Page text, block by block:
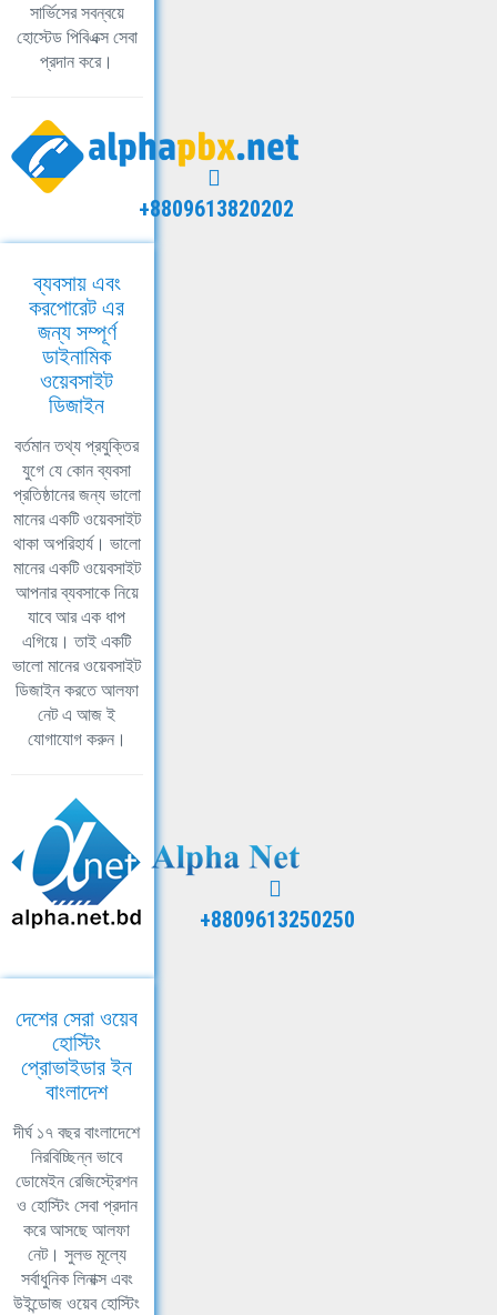
সার্ভিসের সবন্বয়ে
হোস্টেড পিবিএক্স সেবা
প্রদান করে।
+8809613820202
ব্যবসায় এবং
করপোরেট এর
জন্য সম্পূর্ণ
ডাইনামিক
ওয়েবসাইট
ডিজাইন
বর্তমান তথ্য প্রযুক্তির
যুগে যে কোন ব্যবসা
প্রতিষ্ঠানের জন্য ভালো
মানের একটি ওয়েবসাইট
থাকা অপরিহার্য। ভালো
মানের একটি ওয়েবসাইট
আপনার ব্যবসাকে নিয়ে
যাবে আর এক ধাপ
এগিয়ে। তাই একটি
ভালো মানের ওয়েবসাইট
ডিজাইন করতে আলফা
নেট এ আজ ই
যোগাযোগ করুন।
+8809613250250
দেশের সেরা ওয়েব
হোস্টিং
প্রোভাইডার ইন
বাংলাদেশ
দীর্ঘ ১৭ বছর বাংলাদেশে
নিরবিচ্ছিন্ন ভাবে
ডোমেইন রেজিস্ট্রেশন
ও হোস্টিং সেবা প্রদান
করে আসছে আলফা
নেট। সুলভ মূল্যে
সর্বাধুনিক লিনাক্স এবং
উইন্ডোজ ওয়েব হোস্টিং